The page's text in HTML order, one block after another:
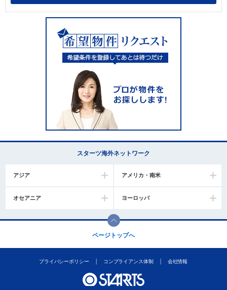
スターツ海外ネットワーク
アジア アメリカ・南米
オセアニア ヨーロッパ
ページトップへ
プライバシーポリシー コンプライアンス体制 会社情報